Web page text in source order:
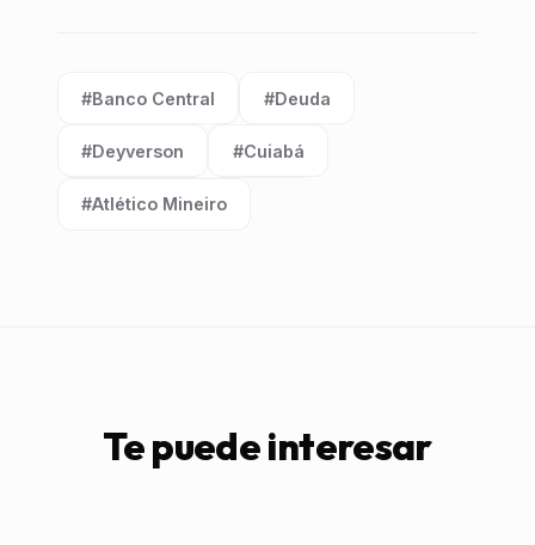
Etiqueta:
#Banco Central
Etiqueta:
#Deuda
Etiqueta:
#Deyverson
Etiqueta:
#Cuiabá
Etiqueta:
#Atlético Mineiro
Te puede interesar